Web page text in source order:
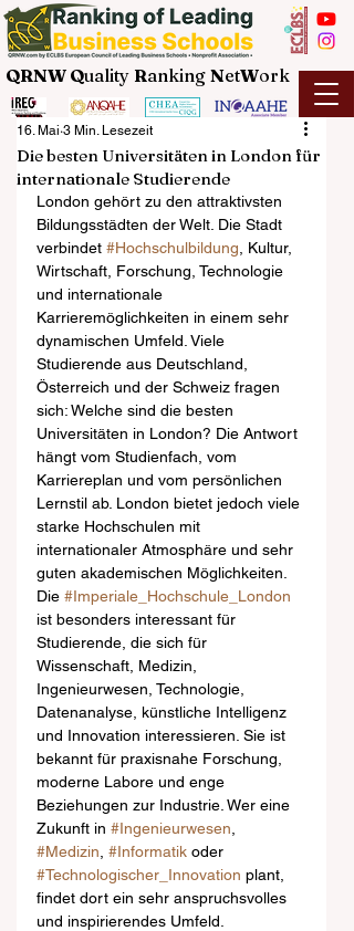
QRNW Quality Ranking NetWork
Die besten Universitäten in London für
internationale Studierende
16. Mai 3 Min. Lesezeit
London gehört zu den attraktivsten
Bildungsstädten der Welt. Die Stadt
verbindet #Hochschulbildung , Kultur,
Wirtschaft, Forschung, Technologie
und internationale
Karrieremöglichkeiten in einem sehr
dynamischen Umfeld. Viele
Studierende aus Deutschland,
Österreich und der Schweiz fragen
sich: Welche sind die besten
Universitäten in London? Die Antwort
hängt vom Studienfach, vom
Karriereplan und vom persönlichen
Lernstil ab. London bietet jedoch viele
starke Hochschulen mit
internationaler Atmosphäre und sehr
guten akademischen Möglichkeiten.
Die #Imperiale_Hochschule_London
ist besonders interessant für
Studierende, die sich für
Wissenschaft, Medizin,
Ingenieurwesen, Technologie,
Datenanalyse, künstliche Intelligenz
und Innovation interessieren. Sie ist
bekannt für praxisnahe Forschung,
moderne Labore und enge
Beziehungen zur Industrie. Wer eine
Zukunft in #Ingenieurwesen
#Medizin #Informatik oder
#Technologischer_Innovation plant,
findet dort ein sehr anspruchsvolles
und inspirierendes Umfeld.